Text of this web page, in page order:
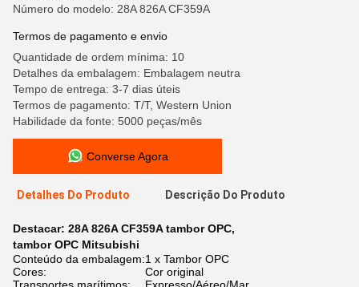
Número do modelo: 28A 826A CF359A
Termos de pagamento e envio
Quantidade de ordem mínima: 10
Detalhes da embalagem: Embalagem neutra
Tempo de entrega: 3-7 dias úteis
Termos de pagamento: T/T, Western Union
Habilidade da fonte: 5000 peças/mês
Converse Agora
Detalhes Do Produto Descrição Do Produto
Destacar: 28A 826A CF359A tambor OPC,
tambor OPC Mitsubishi
Conteúdo da embalagem:1 x Tambor OPC
Cores:
Cor original